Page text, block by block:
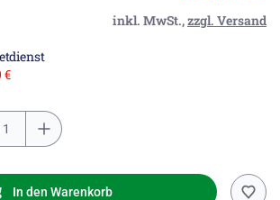
inkl. MwSt.,zzgl. Versand
€
In den Warenkorb